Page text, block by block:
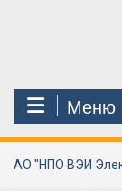
Меню
АО "НПО ВЭИ